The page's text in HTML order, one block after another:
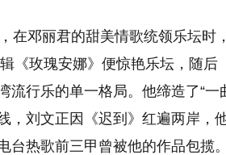
在邓丽君的甜美情歌统领乐坛时
《玫瑰安娜》便惊艳乐坛，随
流行乐的单一格局。他缔造了“一
，刘文正因《迟到》红遍两岸
台热歌前三甲曾被他的作品包揽。